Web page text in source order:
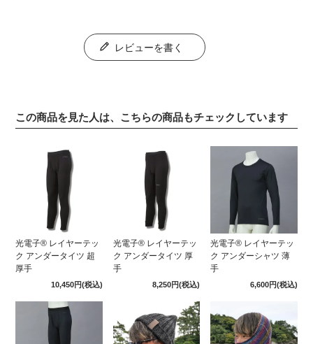
レビューを書く
この商品を見た人は、こちらの商品もチェックしています
光電子® レイヤーテッ
ク アンダータイツ 超
厚手
10,450円(税込)
光電子® レイヤーテッ
ク アンダータイツ 厚
手
8,250円(税込)
光電子® レイヤーテッ
ク アンダーシャツ 薄
手
6,600円(税込)